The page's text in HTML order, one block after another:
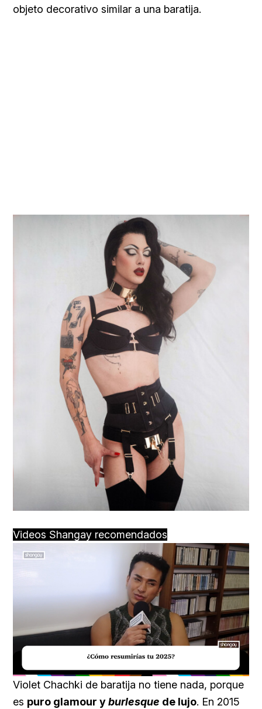
objeto decorativo similar a una baratija.
Videos Shangay recomendados
Unmute Loaded:
40.09%
Violet Chachki de baratija no tiene nada, porque
es puro glamour yburlesque de lujo. En 2015